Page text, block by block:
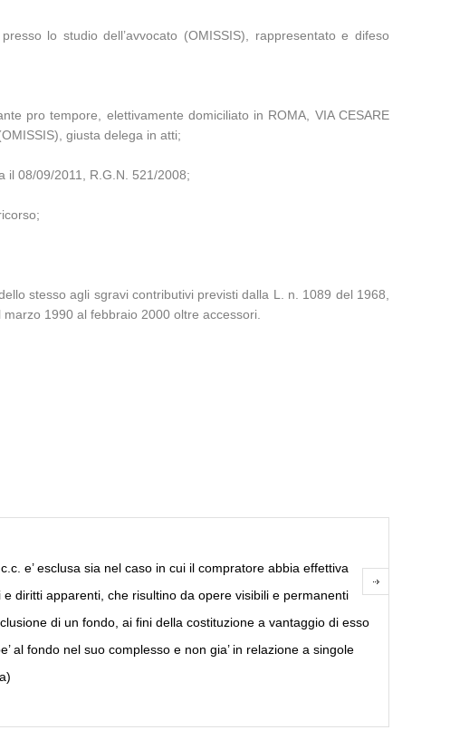
lo studio dell’avvocato (OMISSIS), rappresentato e difeso
pro tempore, elettivamente domiciliato in ROMA, VIA CESARE
giusta delega in atti;
il 08/09/2011, R.G.N. 521/2008;
stesso agli sgravi contributivi previsti dalla L. n. 1089 del 1968,
1990 al febbraio 2000 oltre accessori.
e’ esclusa sia nel caso in cui il compratore abbia effettiva
diritti apparenti, che risultino da opere visibili e permanenti
di un fondo, ai fini della costituzione a vantaggio di esso
al fondo nel suo complesso e non gia’ in relazione a singole